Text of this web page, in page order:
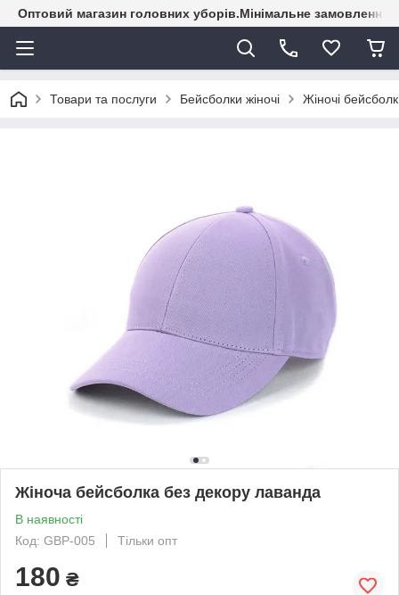
Оптовий магазин головних уборів.Мінімальне замовлення
Товари та послуги Бейсболки жіночі Жіночі
Жіноча бейсболка без декору лаванда
В наявності
Код: GBP-005
Тільки опт
180 ₴